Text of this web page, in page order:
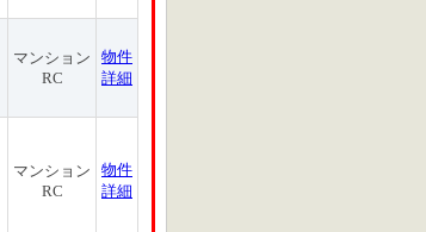
マンション
RC
物件
詳細
マンション
RC
物件
詳細